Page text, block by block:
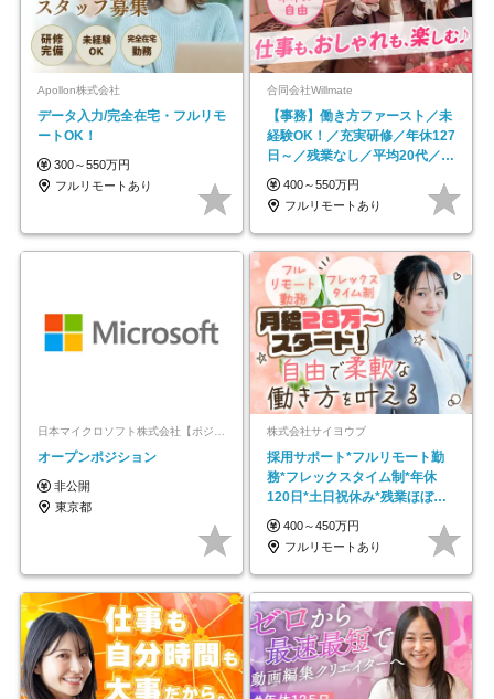
Apollon株式会社
データ入力/完全在宅・フルリモ
ートOK！
300～550万円
フルリモートあり
合同会社Willmate
【事務】働き方ファースト／未
経験OK！／充実研修／年休127
日～／残業なし／平均20代／リ
モートOK
400～550万円
フルリモートあり
オープンポジション
非公開
東京都
株式会社サイヨウブ
採用サポート*フルリモート勤
務*フレックスタイム制*年休
120日*土日祝休み*残業ほぼな
し*育児中社員8割以上
400～450万円
フルリモートあり